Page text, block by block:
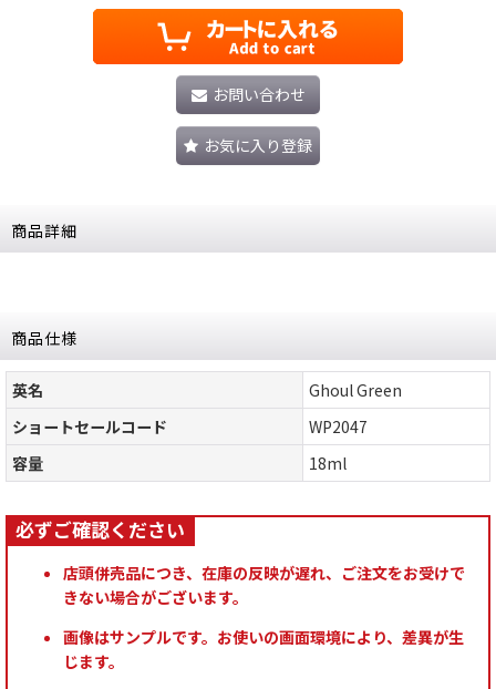
お問い合わせ
お気に入り登録
商品詳細
商品仕様
英名
Ghoul Green
ショートセールコード
WP2047
容量
18ml
店頭併売品につき、在庫の反映が遅れ、ご注文をお受けで
きない場合がございます。
画像はサンプルです。お使いの画面環境により、差異が生
じます。